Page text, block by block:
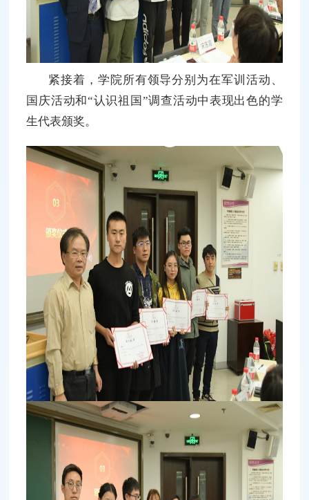
紧接着，学院所有领导分别为在军训活动、
国庆活动和“认识祖国”调查活动中表现出色的学
生代表颁奖。